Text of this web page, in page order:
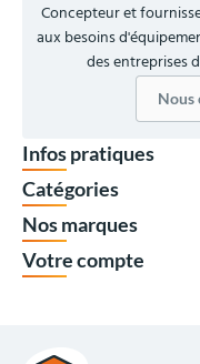
Concepteur et
aux besoins
des entreprises
Nous
Infos pratiques
Catégories
Nos marques
Votre compte